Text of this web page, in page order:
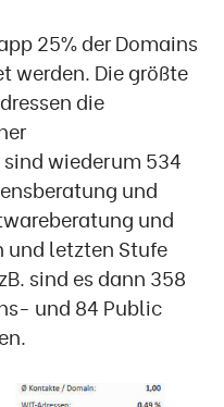
25% der Domains
werden. Die größte
die
wiederum 534
und
und
und letzten Stufe
sind es dann 358
und 84 Public